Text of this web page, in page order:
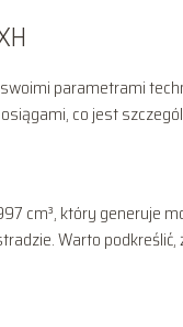
parametrami
co jest
cm³, który generuje
Warto